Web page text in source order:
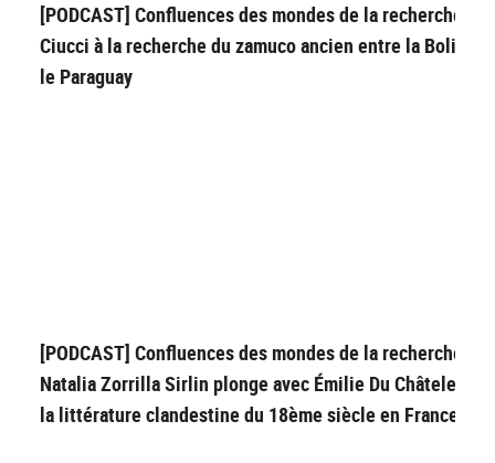
[PODCAST] Confluences des mondes de la recherche :
Ciucci à la recherche du zamuco ancien entre la Bolivie
le Paraguay
[PODCAST] Confluences des mondes de la recherche :
Natalia Zorrilla Sirlin plonge avec Émilie Du Châtelet
la littérature clandestine du 18ème siècle en France